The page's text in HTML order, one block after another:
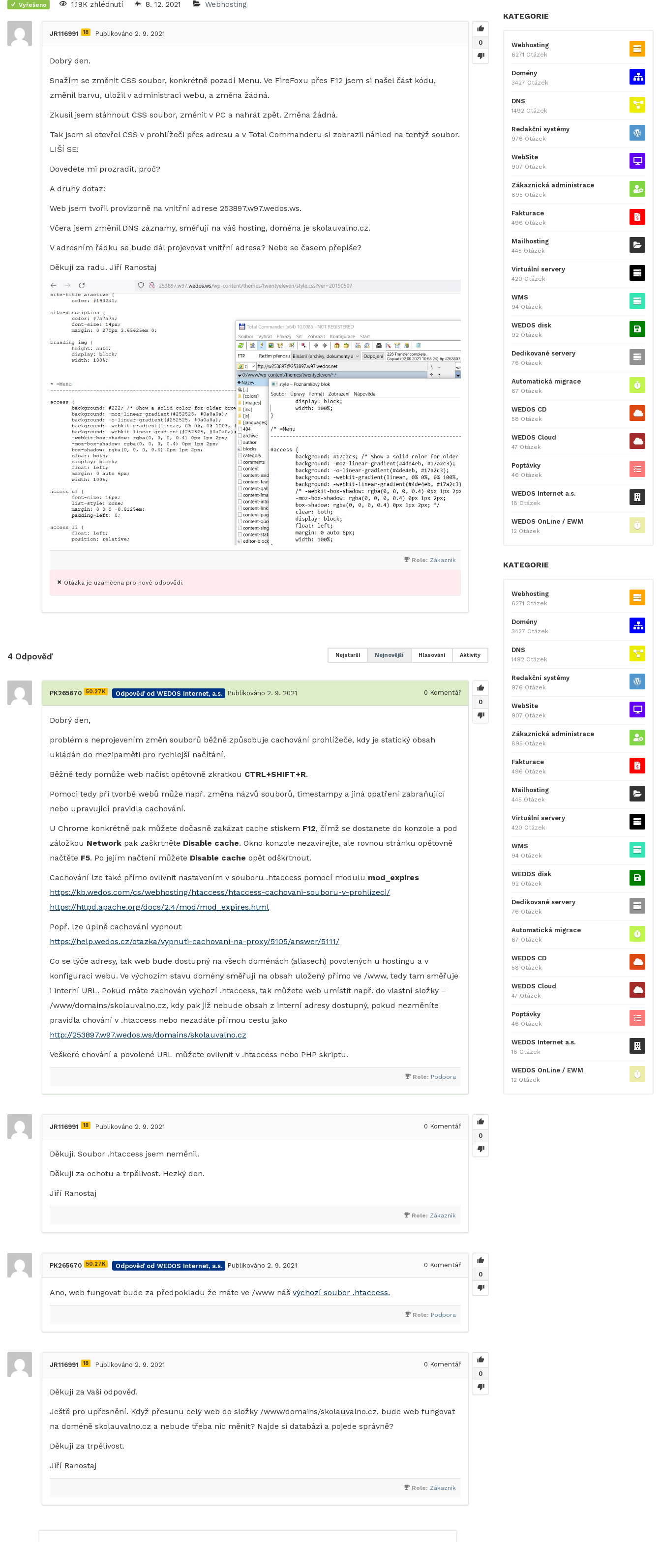
Vyřešeno 1.19K zhlédnutí 8. 12. 2021 Webhosting
0
JR116991 18 Publikováno 2. 9. 2021
Dobrý den.
Snažím se změnit CSS soubor, konkrétně pozadí Menu. Ve FireFoxu přes F12 jsem si našel část kódu,
změnil barvu, uložil v administraci webu, a změna žádná.
Zkusil jsem stáhnout CSS soubor, změnit v PC a nahrát zpět. Změna žádná.
Tak jsem si otevřel CSS v prohlížeči přes adresu a v Total Commanderu si zobrazil náhled na tentýž soubor.
LIŠÍ SE!
Dovedete mi prozradit, proč?
A druhý dotaz:
Web jsem tvořil provizorně na vnitřní adrese 253897.w97.wedos.ws.
Včera jsem změnil DNS záznamy, směřují na váš hosting, doména je skolauvalno.cz.
V adresním řádku se bude dál projevovat vnitřní adresa? Nebo se časem přepíše?
Děkuji za radu. Jiří Ranostaj
Role: Zákazník
Otázka je uzamčena pro nové odpovědi.
4 Odpověď Aktivity
Hlasování
Nejnovější
Nejstarší
0
PK265670 50.27K Odpověď od WEDOS Internet, a.s. Publikováno 2. 9. 2021 0 Komentář
Dobrý den,
problém s neprojevením změn souborů běžně způsobuje cachování prohlížeče, kdy je statický obsah
ukládán do mezipaměti pro rychlejší načítání.
Běžně tedy pomůže web načíst opětovně zkratkou CTRL+SHIFT+R.
Pomoci tedy při tvorbě webů může např. změna názvů souborů, timestampy a jiná opatření zabraňující
nebo upravující pravidla cachování.
U Chrome konkrétně pak můžete dočasně zakázat cache stiskem F12, čímž se dostanete do konzole a pod
záložkou Network pak zaškrtněte Disable cache. Okno konzole nezavírejte, ale rovnou stránku opětovně
načtěte F5. Po jejím načtení můžete Disable cache opět odškrtnout.
Cachování lze také přímo ovlivnit nastavením v souboru .htaccess pomocí modulu mod_expires
https://kb.wedos.com/cs/webhosting/htaccess/htaccess-cachovani-souboru-v-prohlizeci/
https://httpd.apache.org/docs/2.4/mod/mod_expires.html
Popř. lze úplně cachování vypnout
https://help.wedos.cz/otazka/vypnuti-cachovani-na-proxy/5105/answer/5111/
Co se týče adresy, tak web bude dostupný na všech doménách (aliasech) povolených u hostingu a v
konfiguraci webu. Ve výchozím stavu domény směřují na obsah uložený přímo ve /www, tedy tam směřuje
i interní URL. Pokud máte zachován výchozí .htaccess, tak můžete web umístit např. do vlastní složky –
/www/domains/skolauvalno.cz, kdy pak již nebude obsah z interní adresy dostupný, pokud nezměníte
pravidla chování v .htaccess nebo nezadáte přímou cestu jako
http://253897.w97.wedos.ws/domains/skolauvalno.cz
Veškeré chování a povolené URL můžete ovlivnit v .htaccess nebo PHP skriptu.
Role: Podpora
0
JR116991 18 Publikováno 2. 9. 2021 0 Komentář
Děkuji. Soubor .htaccess jsem neměnil.
Děkuji za ochotu a trpělivost. Hezký den.
Jiří Ranostaj
Role: Zákazník
0
PK265670 50.27K Odpověď od WEDOS Internet, a.s. Publikováno 2. 9. 2021 0 Komentář
Ano, web fungovat bude za předpokladu že máte ve /www náš výchozí soubor .htaccess.
Role: Podpora
0
JR116991 18 Publikováno 2. 9. 2021 0 Komentář
Děkuji za Vaši odpověď.
Ještě pro upřesnění. Když přesunu celý web do složky /www/domains/skolauvalno.cz, bude web fungovat
na doméně skolauvalno.cz a nebude třeba nic měnit? Najde si databázi a pojede správně?
Děkuji za trpělivost.
Jiří Ranostaj
Role: Zákazník
KATEGORIE
Webhosting
6271 Otázek
Domény
3427 Otázek
DNS
1492 Otázek
Redakční systémy
976 Otázek
WebSite
907 Otázek
Zákaznická administrace
895 Otázek
Fakturace
496 Otázek
Mailhosting
445 Otázek
Virtuální servery
420 Otázek
WMS
94 Otázek
WEDOS disk
92 Otázek
Dedikované servery
76 Otázek
Automatická migrace
67 Otázek
WEDOS CD
58 Otázek
WEDOS Cloud
47 Otázek
Poptávky
46 Otázek
WEDOS Internet a.s.
18 Otázek
WEDOS OnLine / EWM
12 Otázek
KATEGORIE
Webhosting
6271 Otázek
Domény
3427 Otázek
DNS
1492 Otázek
Redakční systémy
976 Otázek
WebSite
907 Otázek
Zákaznická administrace
895 Otázek
Fakturace
496 Otázek
Mailhosting
445 Otázek
Virtuální servery
420 Otázek
WMS
94 Otázek
WEDOS disk
92 Otázek
Dedikované servery
76 Otázek
Automatická migrace
67 Otázek
WEDOS CD
58 Otázek
WEDOS Cloud
47 Otázek
Poptávky
46 Otázek
WEDOS Internet a.s.
18 Otázek
WEDOS OnLine / EWM
12 Otázek